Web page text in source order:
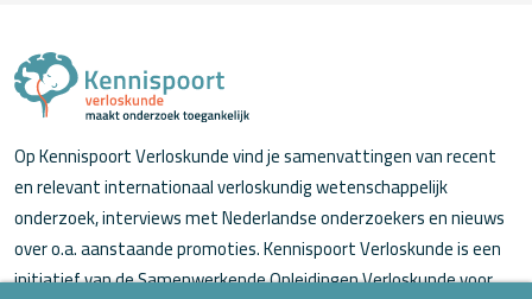
Op Kennispoort Verloskunde vind je samenvattingen van recent
en relevant internationaal verloskundig wetenschappelijk
onderzoek, interviews met Nederlandse onderzoekers en nieuws
over o.a. aanstaande promoties. Kennispoort Verloskunde is een
initiatief van de Samenwerkende Opleidingen Verloskunde voor